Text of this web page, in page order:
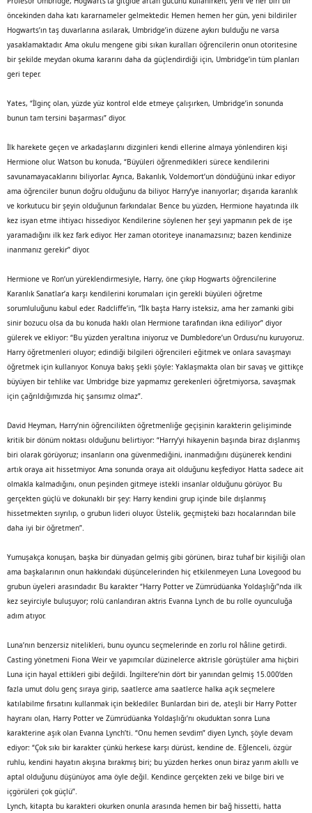
öncekinden daha katı kararnameler gelmektedir. Hemen hemen her gün, yeni bildiriler
Hogwarts’ın taş duvarlarına asılarak, Umbridge’in düzene aykırı bulduğu ne varsa
yasaklamaktadır. Ama okulu mengene gibi sıkan kuralları öğrencilerin onun otoritesine
bir şekilde meydan okuma kararını daha da güçlendirdiği için, Umbridge’in tüm planları
geri teper.
Yates, “İlginç olan, yüzde yüz kontrol elde etmeye çalışırken, Umbridge’in sonunda
bunun tam tersini başarması” diyor.
İlk harekete geçen ve arkadaşlarını dizginleri kendi ellerine almaya yönlendiren kişi
Hermione olur. Watson bu konuda, “Büyüleri öğrenmedikleri sürece kendilerini
savunamayacaklarını biliyorlar. Ayrıca, Bakanlık, Voldemort’un döndüğünü inkar ediyor
ama öğrenciler bunun doğru olduğunu da biliyor. Harry’ye inanıyorlar; dışarıda karanlık
ve korkutucu bir şeyin olduğunun farkındalar. Bence bu yüzden, Hermione hayatında ilk
kez isyan etme ihtiyacı hissediyor. Kendilerine söylenen her şeyi yapmanın pek de işe
yaramadığını ilk kez fark ediyor. Her zaman otoriteye inanamazsınız; bazen kendinize
inanmanız gerekir” diyor.
Hermione ve Ron’un yüreklendirmesiyle, Harry, öne çıkıp Hogwarts öğrencilerine
Karanlık Sanatlar’a karşı kendilerini korumaları için gerekli büyüleri öğretme
sorumluluğunu kabul eder. Radcliffe’in, “İlk başta Harry isteksiz, ama her zamanki gibi
sinir bozucu olsa da bu konuda haklı olan Hermione tarafından ikna ediliyor” diyor
gülerek ve ekliyor: “Bu yüzden yeraltına iniyoruz ve Dumbledore’un Ordusu’nu kuruyoruz.
Harry öğretmenleri oluyor; edindiği bilgileri öğrencileri eğitmek ve onlara savaşmayı
öğretmek için kullanıyor. Konuya bakış şekli şöyle: Yaklaşmakta olan bir savaş ve gittikçe
büyüyen bir tehlike var. Umbridge bize yapmamız gerekenleri öğretmiyorsa, savaşmak
için çağrıldığımızda hiç şansımız olmaz”.
David Heyman, Harry’nin öğrencilikten öğretmenliğe geçişinin karakterin gelişiminde
kritik bir dönüm noktası olduğunu belirtiyor: “Harry’yi hikayenin başında biraz dışlanmış
biri olarak görüyoruz; insanların ona güvenmediğini, inanmadığını düşünerek kendini
artık oraya ait hissetmiyor. Ama sonunda oraya ait olduğunu keşfediyor. Hatta sadece ait
olmakla kalmadığını, onun peşinden gitmeye istekli insanlar olduğunu görüyor. Bu
gerçekten güçlü ve dokunaklı bir şey: Harry kendini grup içinde bile dışlanmış
hissetmekten sıyrılıp, o grubun lideri oluyor. Üstelik, geçmişteki bazı hocalarından bile
daha iyi bir öğretmen”.
Yumuşakça konuşan, başka bir dünyadan gelmiş gibi görünen, biraz tuhaf bir kişiliği olan
ama başkalarının onun hakkındaki düşüncelerinden hiç etkilenmeyen Luna Lovegood bu
grubun üyeleri arasındadır. Bu karakter “Harry Potter ve Zümrüdüanka Yoldaşlığı”nda ilk
kez seyirciyle buluşuyor; rolü canlandıran aktris Evanna Lynch de bu rolle oyunculuğa
adım atıyor.
Luna’nın benzersiz nitelikleri, bunu oyuncu seçmelerinde en zorlu rol hâline getirdi.
Casting yönetmeni Fiona Weir ve yapımcılar düzinelerce aktrisle görüştüler ama hiçbiri
Luna için hayal ettikleri gibi değildi. İngiltere’nin dört bir yanından gelmiş 15.000’den
fazla umut dolu genç sıraya girip, saatlerce ama saatlerce halka açık seçmelere
katılabilme fırsatını kullanmak için beklediler. Bunlardan biri de, ateşli bir Harry Potter
hayranı olan, Harry Potter ve Zümrüdüanka Yoldaşlığı’nı okuduktan sonra Luna
karakterine aşık olan Evanna Lynch’ti. “Onu hemen sevdim” diyen Lynch, şöyle devam
ediyor: “Çok sıkı bir karakter çünkü herkese karşı dürüst, kendine de. Eğlenceli, özgür
ruhlu, kendini hayatın akışına bırakmış biri; bu yüzden herkes onun biraz yarım akıllı ve
aptal olduğunu düşünüyor, ama öyle değil. Kendince gerçekten zeki ve bilge biri ve
içgörüleri çok güçlü”.
Lynch, kitapta bu karakteri okurken onunla arasında hemen bir bağ hissetti, hatta